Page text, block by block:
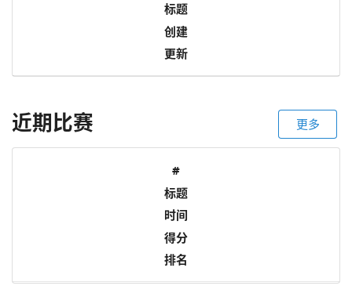
标题
创建
更新
近期比赛 更多
#
标题
时间
得分
排名